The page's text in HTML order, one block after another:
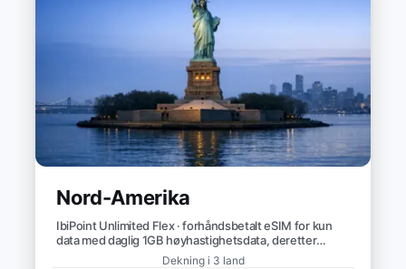
Nord-Amerika
IbiPoint Unlimited Flex · forhåndsbetalt eSIM for kun
data med daglig 1GB høyhastighetsdata, deretter
redusert hastighet til ~1 Mbit/s*
Dekning i 3 land